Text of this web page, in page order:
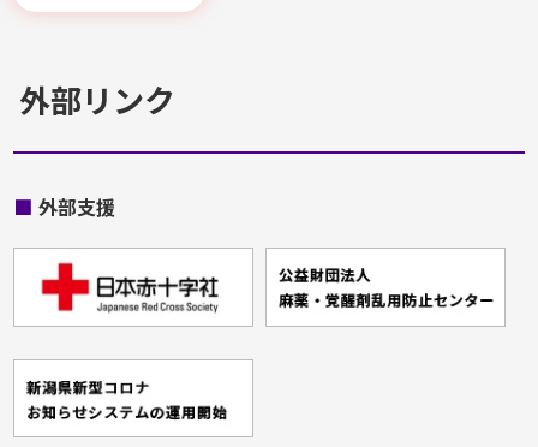
外部リンク
■ 外部支援